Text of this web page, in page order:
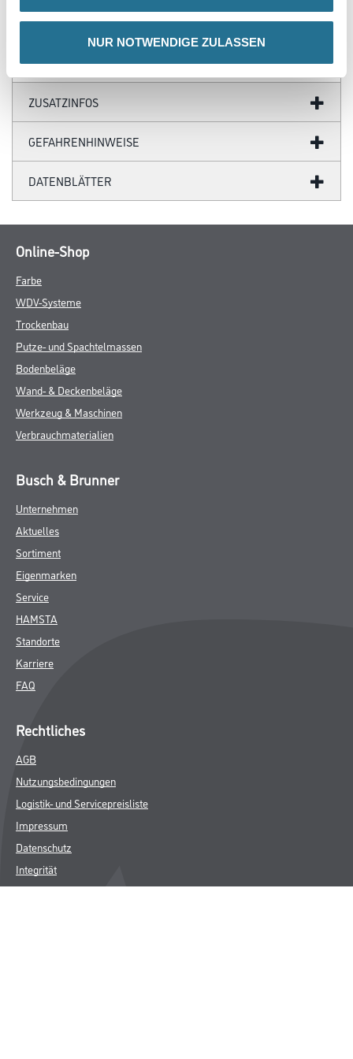
NUR NOTWENDIGE ZULASSEN
1 m²/m²
ZUSATZINFOS
GEFAHRENHINWEISE
DATENBLÄTTER
Online-Shop
Farbe
WDV-Systeme
Trockenbau
Putze- und Spachtelmassen
Bodenbeläge
Wand- & Deckenbeläge
Werkzeug & Maschinen
Verbrauchmaterialien
Busch & Brunner
Unternehmen
Aktuelles
Sortiment
Eigenmarken
Service
HAMSTA
Standorte
Karriere
FAQ
Rechtliches
AGB
Nutzungsbedingungen
Logistik- und Servicepreisliste
Impressum
Datenschutz
Integrität
Kontakt